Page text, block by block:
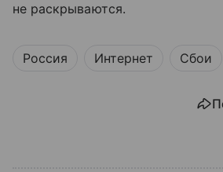
не раскрываются.
Россия Интернет Сбои